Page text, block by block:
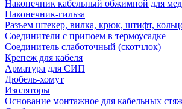
Наконечник кабельный обжимной для
Наконечник-гильза
Разъем штекер, вилка, крюк, штифт,
Соединители с припоем в термоусадке
Соединитель слаботочный (скотчлок)
Крепеж для кабеля
Арматура для СИП
Дюбель-хомут
Изоляторы
Основание монтажное для кабельных